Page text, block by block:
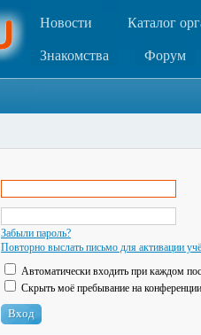
Новости Каталог
Знакомства Форум
Забыли пароль?
Повторно выслать письмо для активации
Автоматически входить при каждом
Скрыть моё пребывание на